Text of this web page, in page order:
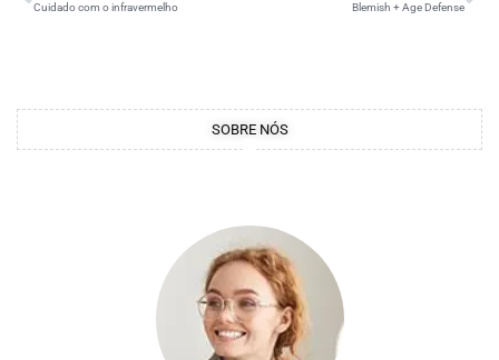
Cuidado com o infravermelho Blemish + Age Defense
SOBRE NÓS